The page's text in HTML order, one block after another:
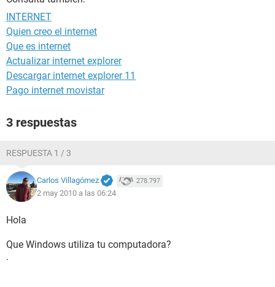
INTERNET
Quien creo el internet
Que es internet
Actualizar internet explorer
Descargar internet explorer 11
Pago internet movistar
3 respuestas
RESPUESTA 1 / 3
Carlos Villagómez 278.797
2 may 2010 a las 06:24
Hola
Que Windows utiliza tu computadora?
.